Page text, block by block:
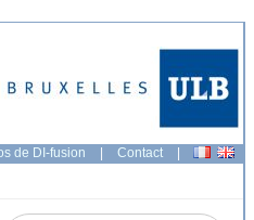
de DI-fusion | Contact |